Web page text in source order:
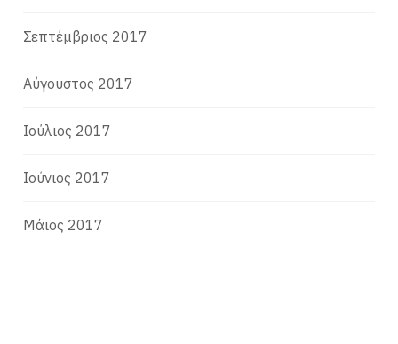
Σεπτέμβριος 2017
Αύγουστος 2017
Ιούλιος 2017
Ιούνιος 2017
Μάιος 2017